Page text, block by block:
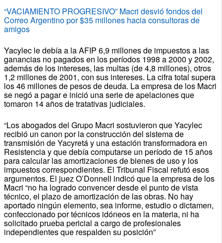
“VACIAMIENTO PROGRESIVO” Macri desvió fondos del
Correo Argentino por $35 millones hacia consultoras de
amigos
Yacylec le debía a la AFIP 6,9 millones de impuestos a las
ganancias no pagados en los períodos 1998 a 2000 y 2002,
además de los intereses, las multas (de 4,8 millones), otros
1,2 millones de 2001, con sus intereses. La cifra total supera
los 46 millones de pesos de deuda. La empresa de los Macri
se negó a pagar e inició una serie de apelaciones que
tomaron 14 años de tratativas judiciales.
“Los abogados del Grupo Macri sostuvieron que Yacylec
recibió un canon por la construcción del sistema de
transmisión de Yacyretá y una estación transformadora en
Resistencia y que debía computarse un período de 15 años
para calcular las amortizaciones de bienes de uso y los
impuestos correspondientes. El Tribunal Fiscal refutó esos
argumentos. El juez O’Donnell indicó que la empresa de los
Macri “no ha logrado convencer desde el punto de vista
técnico, el plazo de amortización de las obras. No hay
aportado ningún elemento, sea informe, estudio o dictamen,
confeccionado por técnicos idóneos en la materia, ni ha
solicitado prueba pericial a cargo de profesionales
independientes que respalden su posición”